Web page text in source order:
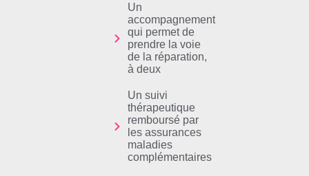
Un
accompagnement
qui permet de
prendre la voie
de la réparation,
à deux
Un suivi
thérapeutique
remboursé par
les assurances
maladies
complémentaires